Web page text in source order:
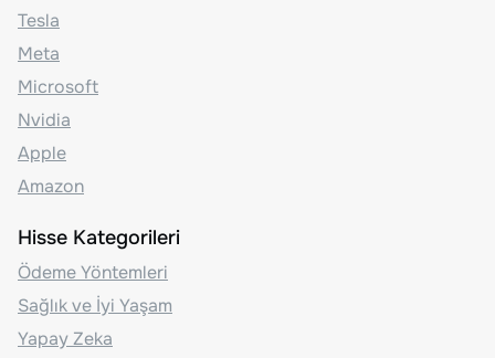
Tesla
Meta
Microsoft
Nvidia
Apple
Amazon
Hisse Kategorileri
Ödeme Yöntemleri
Sağlık ve İyi Yaşam
Yapay Zeka